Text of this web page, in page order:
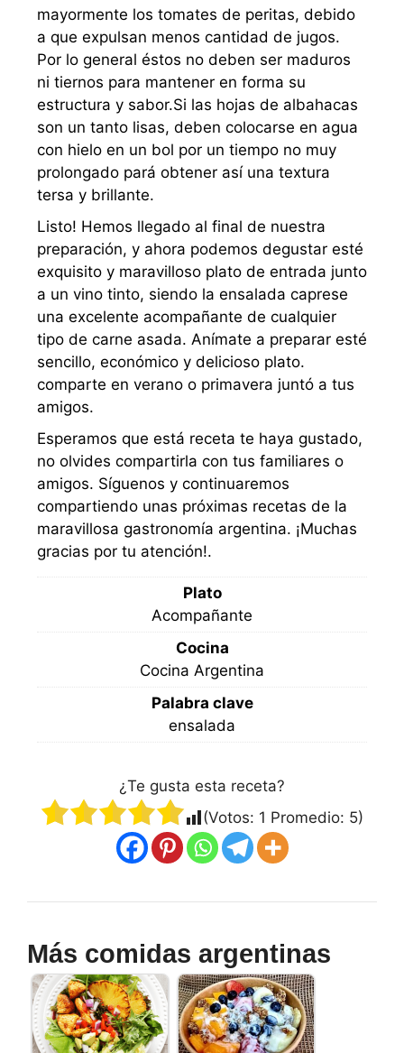
mayormente los tomates de peritas, debido
a que expulsan menos cantidad de jugos.
Por lo general éstos no deben ser maduros
ni tiernos para mantener en forma su
estructura y sabor.Si las hojas de albahacas
son un tanto lisas, deben colocarse en agua
con hielo en un bol por un tiempo no muy
prolongado pará obtener así una textura
tersa y brillante.
Listo! Hemos llegado al final de nuestra
preparación, y ahora podemos degustar esté
exquisito y maravilloso plato de entrada junto
a un vino tinto, siendo la ensalada caprese
una excelente acompañante de cualquier
tipo de carne asada. Anímate a preparar esté
sencillo, económico y delicioso plato.
comparte en verano o primavera juntó a tus
amigos.
Esperamos que está receta te haya gustado,
no olvides compartirla con tus familiares o
amigos. Síguenos y continuaremos
compartiendo unas próximas recetas de la
maravillosa gastronomía argentina. ¡Muchas
gracias por tu atención!.
Plato
Acompañante
Cocina
Cocina Argentina
Palabra clave
ensalada
¿Te gusta esta receta?
(Votos: 1 Promedio: 5)
Más comidas argentinas